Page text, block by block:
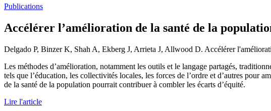
Publications
Accélérer l’amélioration de la santé de la
Delgado P, Binzer K, Shah A, Ekberg J, Arrieta J, Allwood D. Accélérer
Les méthodes d’amélioration, notamment les outils et le langage partagés,
tels que l’éducation, les collectivités locales, les forces de l’ordre et d’autres pour
de la santé de la population pourrait contribuer à combler les écarts d’équité.
Lire l'article